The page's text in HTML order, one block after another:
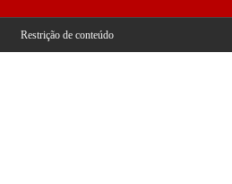
Restrição de conteúdo